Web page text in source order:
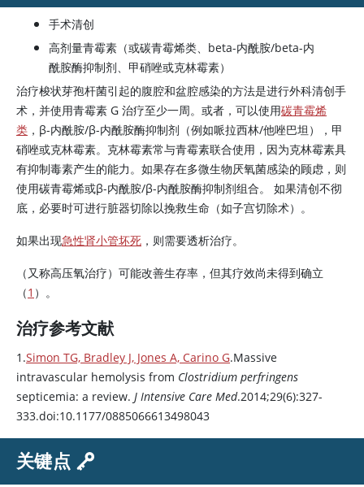
手术清创
高剂量青霉素（或碳青霉烯类、beta-内酰胺/beta-内
酰胺酶抑制剂、 甲硝唑或克林霉素）
治疗梭状芽孢杆菌引起的腹腔和盆腔感染的方法是进行外科清创手
术，并使用青霉素 G 治疗至少一周。或者，可以使用碳青霉烯
类 ，β-内酰胺/β-内酰胺酶抑制剂（例如哌拉西林/他唑巴坦），甲
硝唑或克林霉素。 克林霉素常与青霉素联合使用，因为克林霉素具
有抑制毒素产生的能力。如果存在多微生物厌氧菌感染的顾虑，则
使用碳青霉烯或β-内酰胺/β-内酰胺酶抑制剂组合。 如果清创不彻
底，必要时可进行脏器切除以挽救生命（如子宫切除术）。
如果出现急性肾小管坏死 ，则需要透析治疗。
（又称高压氧治疗）可能改善生存率，但其疗效尚未得到确立
（1 ）。
治疗参考文献
1.Simon TG, Bradley J, Jones A, Carino G.Massive
intravascular hemolysis from Clostridium perfringens
septicemia: a review. J Intensive Care Med.2014;29(6):327-
333.doi:10.1177/0885066613498043
关键点